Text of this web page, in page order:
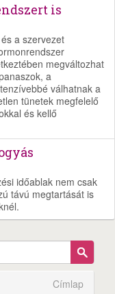
is
a szervezet
megváltozhat
a
válhatnak a
tünetek megfelelő
és kellő
időablak nem csak
távú megtartását is
Címlap